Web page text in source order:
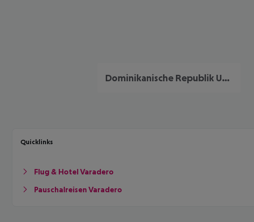
Dominikanische Republik Urlaub
Quicklinks
Flug & Hotel Varadero
Pauschalreisen Varadero